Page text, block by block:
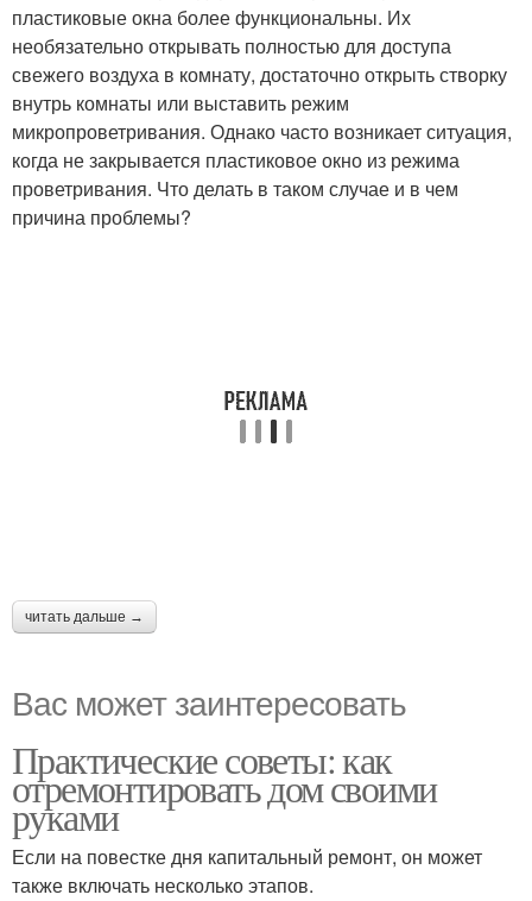
пластиковые окна более функциональны. Их
необязательно открывать полностью для доступа
свежего воздуха в комнату, достаточно открыть створку
внутрь комнаты или выставить режим
микропроветривания. Однако часто возникает ситуация,
когда не закрывается пластиковое окно из режима
проветривания. Что делать в таком случае и в чем
причина проблемы?
читать дальше →
Вас может заинтересовать
Практические советы: как
отремонтировать дом своими
руками
Если на повестке дня капитальный ремонт, он может
также включать несколько этапов.